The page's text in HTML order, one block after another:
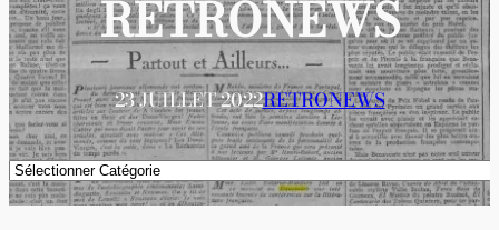
RETRONEWS
23 JUILLET 2022RETRONEWS
Catégories